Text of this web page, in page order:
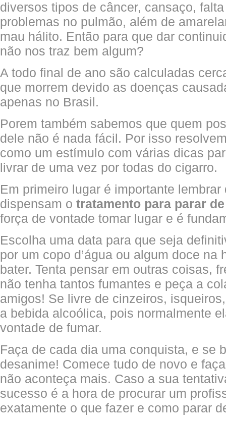
diversos tipos de câncer, cansaço,
problemas no pulmão, além de
mau hálito. Então para que dar
não nos traz bem algum?
A todo final de ano são calculadas
que morrem devido as doenças
apenas no Brasil.
Porem também sabemos que quem
dele não é nada fácil. Por isso
como um estímulo com várias dicas
livrar de uma vez por todas do cigarro.
Em primeiro lugar é importante
dispensam o tratamento para parar
força de vontade tomar lugar e é
Escolha uma data para que seja
por um copo d’água ou algum doce na
bater. Tenta pensar em outras coisas,
não tenha tantos fumantes e peça a
amigos! Se livre de cinzeiros,
a bebida alcoólica, pois normalmente
vontade de fumar.
Faça de cada dia uma conquista, e se
desanime! Comece tudo de novo e
não aconteça mais. Caso a sua
sucesso é a hora de procurar um
exatamente o que fazer e como parar